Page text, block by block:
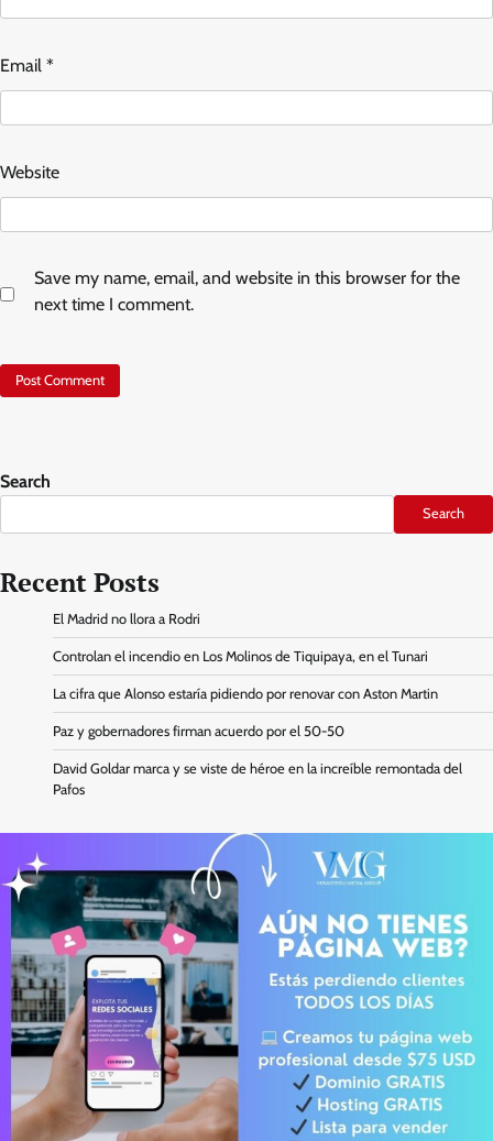
Email *
Website
Save my name, email, and website in this browser for the
next time I comment.
Search
Search
Recent Posts
El Madrid no llora a Rodri
Controlan el incendio en Los Molinos de Tiquipaya, en el Tunari
La cifra que Alonso estaría pidiendo por renovar con Aston Martin
Paz y gobernadores firman acuerdo por el 50-50
David Goldar marca y se viste de héroe en la increíble remontada del
Pafos